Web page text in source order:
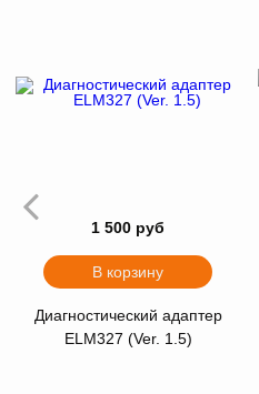
1 500 руб
В корзину
Диагностический адаптер
ELM327 (Ver. 1.5)